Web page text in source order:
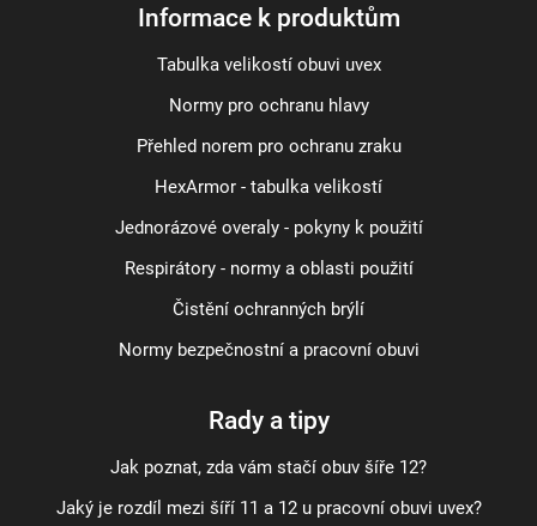
Informace k produktům
Tabulka velikostí obuvi uvex
Normy pro ochranu hlavy
Přehled norem pro ochranu zraku
HexArmor - tabulka velikostí
Jednorázové overaly - pokyny k použití
Respirátory - normy a oblasti použití
Čistění ochranných brýlí
Normy bezpečnostní a pracovní obuvi
Rady a tipy
Jak poznat, zda vám stačí obuv šíře 12?
Jaký je rozdíl mezi šíří 11 a 12 u pracovní obuvi uvex?